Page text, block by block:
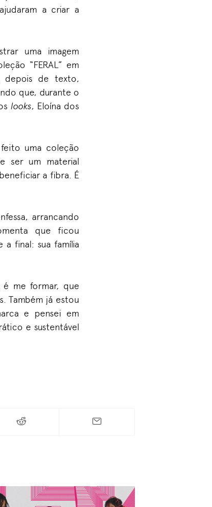
a criar a
uma imagem
“FERAL” em
depois de texto,
que, durante o
looks, Eloína dos
uma coleção
ser um material
a fibra. É
arrancando
que ficou
final: sua família
é me formar, que
Também já estou
e pensei em
e sustentável